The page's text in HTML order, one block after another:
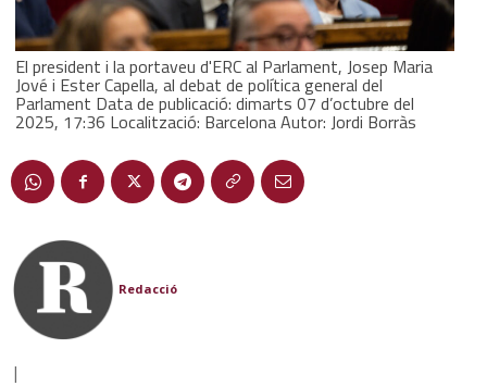
El president i la portaveu d'ERC al Parlament, Josep Maria
Jové i Ester Capella, al debat de política general del
Parlament Data de publicació: dimarts 07 d’octubre del
2025, 17:36 Localització: Barcelona Autor: Jordi Borràs
Redacció
|